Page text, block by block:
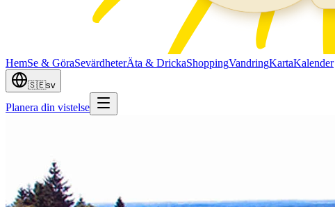
HemSe & GöraSevärdheterÄta & DrickaShoppingVandringKartaKalender
🇸🇪sv
Planera din vistelse